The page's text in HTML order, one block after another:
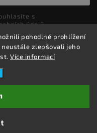
pohodlné prohlížení
neustále zlepšovali jeho
Více informací
údajů
DRDLOVÁ